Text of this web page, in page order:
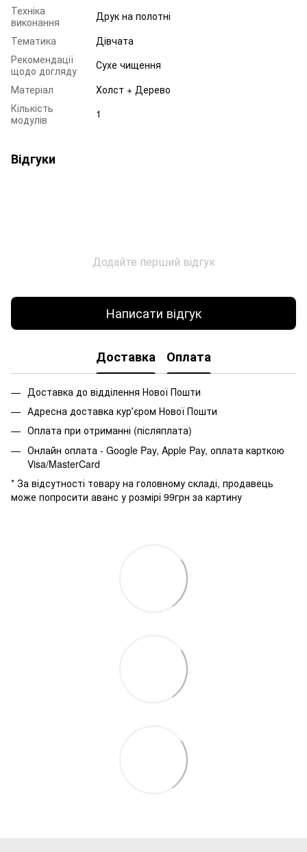
Техніка
виконання
Друк на полотні
Тематика
Дівчата
Рекомендації
щодо догляду
Сухе чищення
Матеріал
Холст + Дерево
Кількість
модулів
1
Відгуки
Додайте перший відгук
Написати відгук
Доставка Оплата
Доставка до відділення Нової Пошти
Адресна доставка курʼєром Нової Пошти
Оплата при отриманні (післяплата)
Онлайн оплата - Google Pay, Apple Pay, оплата карткою
Visa/MasterCard
* За відсутності товару на головному складі, продавець
може попросити аванс у розмірі 99грн за картину